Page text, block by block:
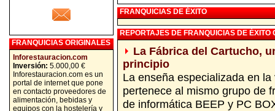
FRANQUICIAS ORIGINALES
Inforestauracion.com
Inversión: 5.000,00 €
Inforestauracion.com es un
portal de internet que pone
en contacto proveedores de
alimentación, bebidas y
equipos con la hostelería y
FRANQUICIAS DE ÉXITO
REPORTAJES DE FRANQUICIAS DE ÉXITO
La Fábrica del Cartucho,
principio
La enseña especializada en
pertenece al mismo grupo de
de informática BEEP y PC